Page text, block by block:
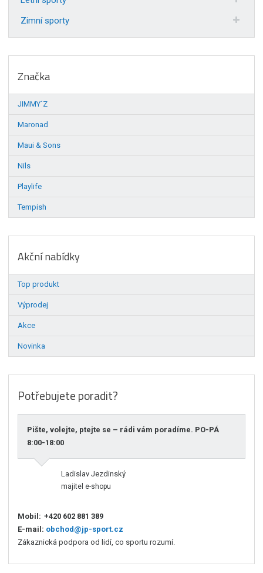
Zimní sporty
Značka
JIMMY´Z
Maronad
Maui & Sons
Nils
Playlife
Tempish
Akční nabídky
Top produkt
Výprodej
Akce
Novinka
Potřebujete poradit?
Pište, volejte, ptejte se – rádi vám poradíme. PO-PÁ
8:00-18:00
Ladislav Jezdinský
majitel e-shopu
Mobil: +420 602 881 389
E-mail: obchod@jp-sport.cz
Zákaznická podpora od lidí, co sportu rozumí.